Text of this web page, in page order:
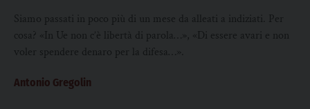
Siamo passati in poco più di un mese da alleati a indiziati. Per
cosa? «In Ue non c’è libertà di parola…», «Di essere avari e non
voler spendere denaro per la difesa…».
Antonio Gregolin